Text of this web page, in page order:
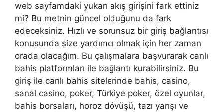
web sayfamdaki yukarı akış girişini fark ettiniz
mi? Bu metnin güncel olduğunu da fark
edeceksiniz. Hızlı ve sorunsuz bir giriş bağlantısı
konusunda size yardımcı olmak için her zaman
orada olacağım. Bu çalışmalara başvurarak canlı
bahis platformları ile bağlantı kurabilirsiniz. Bu
giriş ile canlı bahis sitelerinde bahis, casino,
sanal casino, poker, Türkiye poker, özel oyunlar,
bahis borsaları, horoz dövüşü, tazı yarışı ve